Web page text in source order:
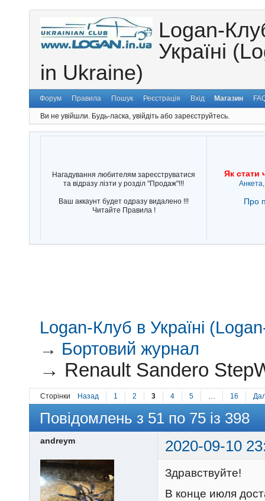
Logan-
Україні
in Ukraine)
Форум Правила Пошук Реєстрація Вхід Магазин
Ви не увійшли. Будь-ласка, увійдіть або зареєструйтесь.
Нагадування любителям зареєструватися
та відразу лізти у розділ "Продаж"!!!
Ваш аккаунт будет одразу видалено !!!
Читайте Правила !
Як стати
Про
Logan-Клуб в Україні
→ Бортовий журнал
→ Renault Sandero
Сторінки Назад 1 2 3 4 5 … 16
Повідомлень з 51 по 75 із 398
andreym 2020-09-10
Здравствуйте!
В конце июля